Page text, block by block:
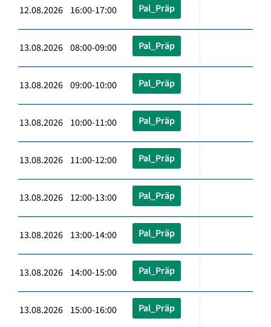
12.08.2026 16:00-17:00 Pal_Präp
13.08.2026 08:00-09:00 Pal_Präp
13.08.2026 09:00-10:00 Pal_Präp
13.08.2026 10:00-11:00 Pal_Präp
13.08.2026 11:00-12:00 Pal_Präp
13.08.2026 12:00-13:00 Pal_Präp
13.08.2026 13:00-14:00 Pal_Präp
13.08.2026 14:00-15:00 Pal_Präp
13.08.2026 15:00-16:00 Pal_Präp